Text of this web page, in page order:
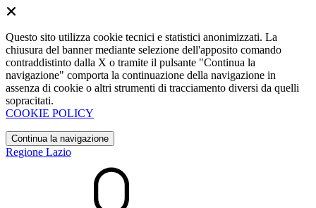
Questo sito utilizza cookie tecnici e statistici anonimizzati. La
chiusura del banner mediante selezione dell'apposito comando
contraddistinto dalla X o tramite il pulsante "Continua la
navigazione" comporta la continuazione della navigazione in
assenza di cookie o altri strumenti di tracciamento diversi da quelli
sopracitati.
COOKIE POLICY
Continua la navigazione
Regione Lazio